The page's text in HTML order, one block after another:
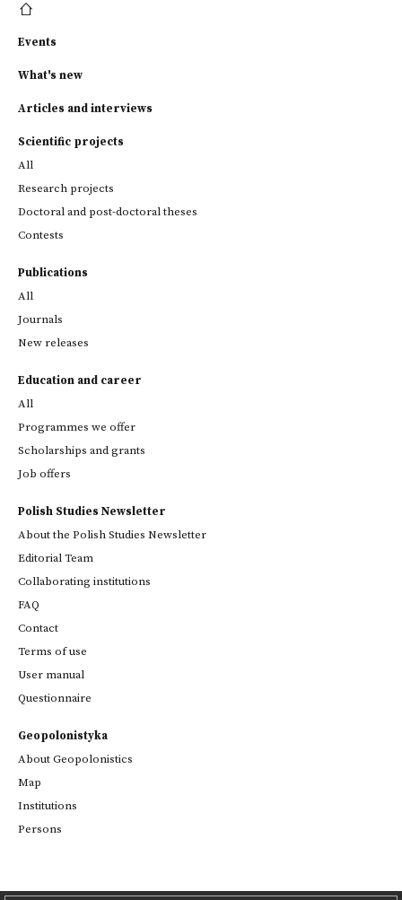
Events
What's new
Articles and interviews
Scientific projects
All
Research projects
Doctoral and post-doctoral theses
Contests
Publications
All
Journals
New releases
Education and career
All
Programmes we offer
Scholarships and grants
Job offers
Polish Studies Newsletter
About the Polish Studies Newsletter
Editorial Team
Collaborating institutions
FAQ
Contact
Terms of use
User manual
Questionnaire
Geopolonistyka
About Geopolonistics
Map
Institutions
Persons